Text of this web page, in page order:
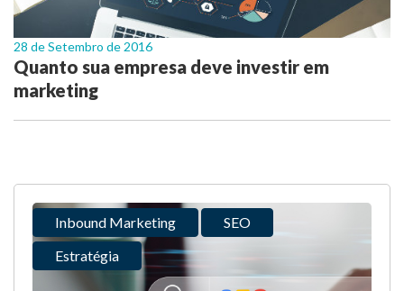
28 de Setembro de 2016
Quanto sua empresa deve investir em
marketing
Inbound Marketing
SEO
Estratégia